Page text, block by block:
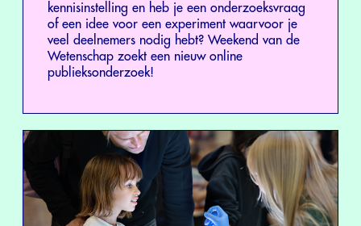
kennisinstelling en heb je een onderzoeksvraag
of een idee voor een experiment waarvoor je
veel deelnemers nodig hebt? Weekend van de
Wetenschap zoekt een nieuw online
publieksonderzoek!